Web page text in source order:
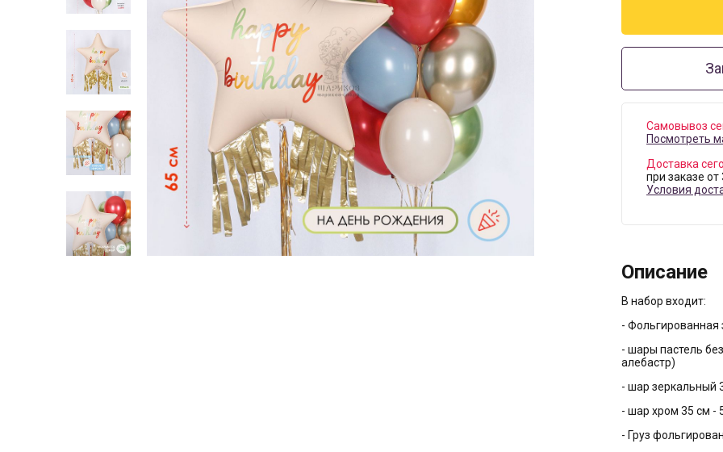
Самовывоз
Посмотреть
Доставка
при заказе
Условия
Описание
В набор входит:
- Фольгированная
- шары пастель
алебастр)
- шар зеркальный
- шар хром 35 см -
- Груз